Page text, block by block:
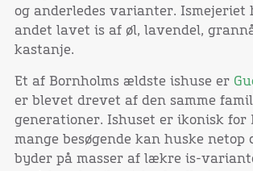
og anderledes varianter. Ismejeriet
andet lavet is af øl, lavendel,
kastanje.
Et af Bornholms ældste ishuse er
er blevet drevet af den samme
generationer. Ishuset er ikonisk for
mange besøgende kan huske netop
byder på masser af lækre is-